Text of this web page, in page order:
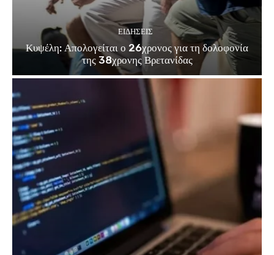
ΕΙΔΗΣΕΙΣ
Κυψέλη: Απολογείται ο 26χρονος για τη δολοφονία
της 38χρονης Βρετανίδας